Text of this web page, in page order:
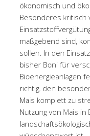
ökonomisch und
Besonderes kritisch
maßgebend sind,
sollen. In den
bisher Boni für
Bioenergieanlagen
richtig, den
Mais komplett zu
Nutzung von Mais in